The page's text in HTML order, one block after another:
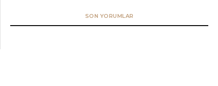
SON YORUMLAR